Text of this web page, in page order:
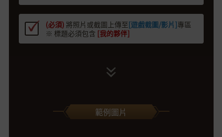
(必須) 將照片或截圖上傳至[遊戲截圖/影片]專區
※ 標題必須包含 [我的夥伴]
範例圖片